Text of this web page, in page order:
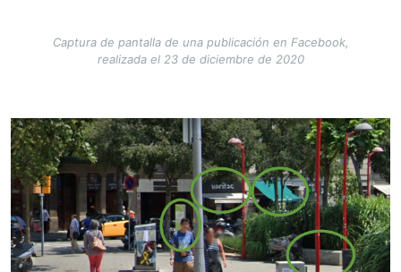
Captura de pantalla de una publicación en Facebook,
realizada el 23 de diciembre de 2020
Image